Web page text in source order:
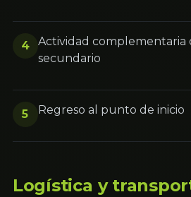
4
Actividad complementaria
secundario
5 Regreso al punto de inicio
Logística y